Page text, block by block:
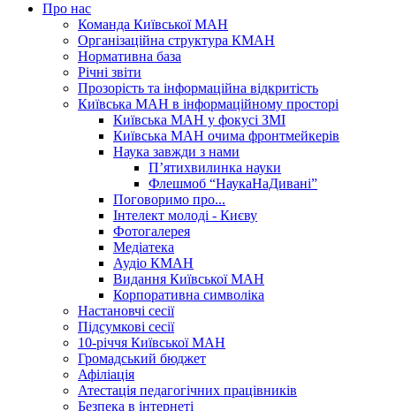
Про нас
Команда Київської МАН
Організаційна структура КМАН
Нормативна база
Річні звіти
Прозорість та інформаційна відкритість
Київська МАН в інформаційному просторі
Київська МАН у фокусі ЗМІ
Київська МАН очима фронтмейкерів
Наука завжди з нами
П’ятихвилинка науки
Флешмоб “НаукаНаДивані”
Поговоримо про...
Інтелект молоді - Києву
Фотогалерея
Медіатека
Аудіо КМАН
Видання Київської МАН
Корпоративна символіка
Настановчі сесії
Підсумкові сесії
10-річчя Київської МАН
Громадський бюджет
Афіліація
Атестація педагогічних працівників
Безпека в інтернеті